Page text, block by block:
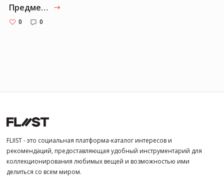
Предметы для кухни
0 0
FLIIST - это социальная платформа-каталог интересов и
рекомендаций, предоставляющая удобный инструментарий для
коллекционирования любимых вещей и возможностью ими
делиться со всем миром.